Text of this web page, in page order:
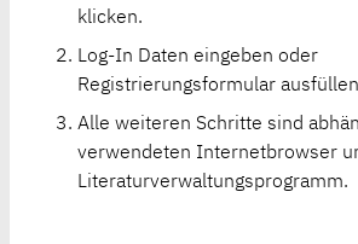
klicken.
Log-In Daten eingeben oder
Registrierungsformular
Alle weiteren Schritte sind
verwendeten Internetbrowser
Literaturverwaltungsprogramm.